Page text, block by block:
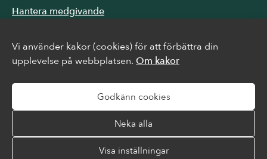
Vi använder kakor (cookies) för att förbättra din
upplevelse på webbplatsen. Om kakor
Godkänn cookies
Neka alla
Visa inställningar
Följ oss
Hantera medgivande
Facebook
LinkedIn